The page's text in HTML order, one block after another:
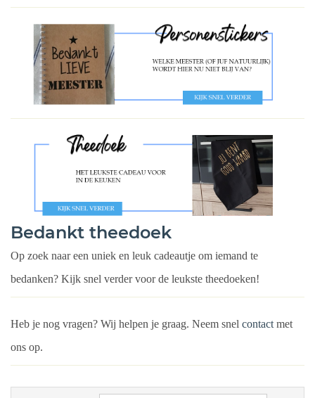
Bedankt theedoek
Op zoek naar een uniek en leuk cadeautje om iemand te
bedanken? Kijk snel verder voor de leukste theedoeken!
Heb je nog vragen? Wij helpen je graag. Neem snel contactmet
ons op.